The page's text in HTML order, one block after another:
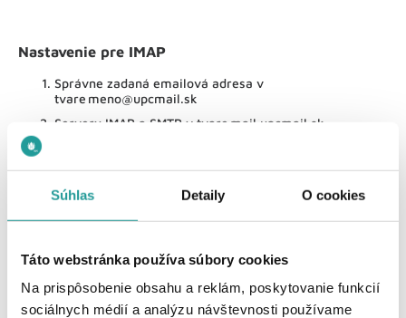
Súhlas Detaily O cookies
Táto webstránka používa súbory cookies
Na prispôsobenie obsahu a reklám, poskytovanie funkcií
sociálnych médií a analýzu návštevnosti používame
Nastavenie pre IMAP
Správne zadaná emailová adresa v
tvare meno@upcmail.sk
Servery IMAP a SMTP v tvare mail.upcmail.sk
Server prichádzajúcej pošty (IMAP) - 143 a server
odchádzajúcej pošty (SMTP) - 587
upcMail nájdete na formulári
Údaje pre registráciu a správu
, ktorý ste dostali spolu s ostatnými zmluvnými
dokumentmi.